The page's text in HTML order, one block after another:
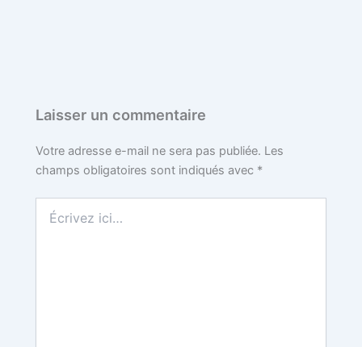
Laisser un commentaire
Votre adresse e-mail ne sera pas publiée. Les
champs obligatoires sont indiqués avec *
ici…